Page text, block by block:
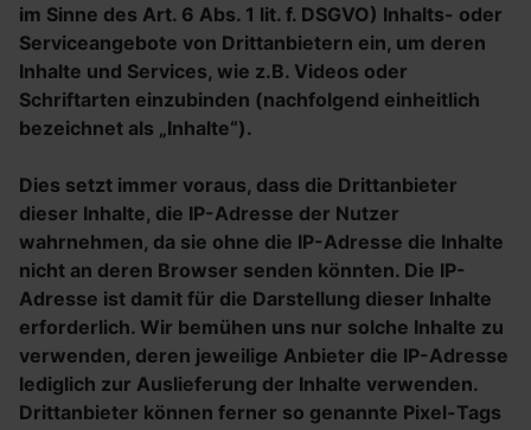
im Sinne des Art. 6 Abs. 1 lit. f. DSGVO) Inhalts- oder
Serviceangebote von Drittanbietern ein, um deren
Inhalte und Services, wie z.B. Videos oder
Schriftarten einzubinden (nachfolgend einheitlich
bezeichnet als „Inhalte“).
Dies setzt immer voraus, dass die Drittanbieter
dieser Inhalte, die IP-Adresse der Nutzer
wahrnehmen, da sie ohne die IP-Adresse die Inhalte
nicht an deren Browser senden könnten. Die IP-
Adresse ist damit für die Darstellung dieser Inhalte
erforderlich. Wir bemühen uns nur solche Inhalte zu
verwenden, deren jeweilige Anbieter die IP-Adresse
lediglich zur Auslieferung der Inhalte verwenden.
Drittanbieter können ferner so genannte Pixel-Tags